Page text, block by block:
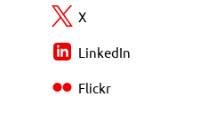
X
LinkedIn
Flickr